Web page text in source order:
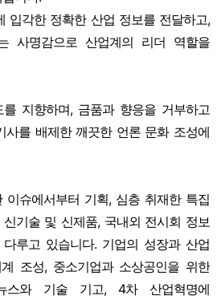
입각한 정확한 산업 정보를 전달하고,
사명감으로 산업계의 리더 역할을
지향하며, 금품과 향응을 거부하고
사를 배제한 깨끗한 언론 문화 조성에
이슈에서부터 기획, 심층 취재한 특집
기술 및 신제품, 국내외 전시회 정보
루고 있습니다. 기업의 성장과 산업
조성, 중소기업과 소상공인을 위한
스와 기술 기고, 4차 산업혁명에